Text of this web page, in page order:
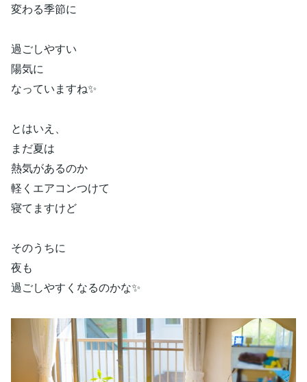
変わる季節に
過ごしやすい
陽気に
なっていますね✨
とはいえ、
まだ夏は
熱気があるのか
軽くエアコンつけて
寝てますけど
そのうちに
夜も
過ごしやすくなるのかな✨